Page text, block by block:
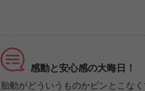
感動と安心感の大晦日！
胎動がどういうものかピンとこな